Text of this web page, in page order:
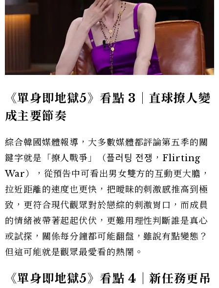
《單身即地獄5》看點 3｜直球撩人變
成主要節奏
綜合韓國媒體報導，大多數媒體都評論第五季的關
鍵字就是「撩人戰爭」（플러팅 전쟁，Flirting
War），從預告中可看出男女雙方的互動更大膽，
拉近距離的速度也更快，把曖昧的刺激感推高到極
致，更符合現代觀眾對於戀綜的刺激胃口，而成員
的情緒被帶著起起伏伏，更難用理性判斷誰是真心
或試探，關係每分鐘都可能翻盤，雖說有點變態？
但這可能就是觀眾最愛看的熱鬧。
《單身即地獄5》看點 4｜新任務更吊